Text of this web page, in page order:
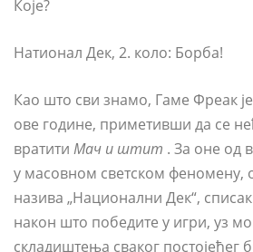
Које?
Натионал Дек, 2. коло: Борба!
Као што сви знамо, Гаме Фреак
ове године, приметивши да се
вратити Мач и штит . За оне од
у масовном светском феномену,
назива „Национални Дек“,
након што победите у игри, уз
складиштења сваког постојећег